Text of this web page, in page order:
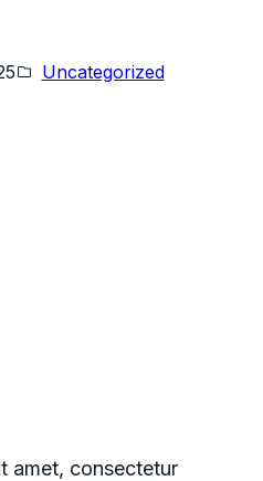
Uncategorized
amet, consectetur